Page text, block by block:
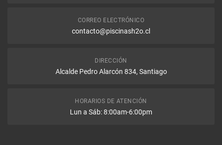
CORREO ELECTRÓNICO
contacto@piscinash2o.cl
DIRECCIÓN
Alcalde Pedro Alarcón 834, Santiago
HORARIOS DE ATENCIÓN
Lun a Sáb: 8:00am-6:00pm